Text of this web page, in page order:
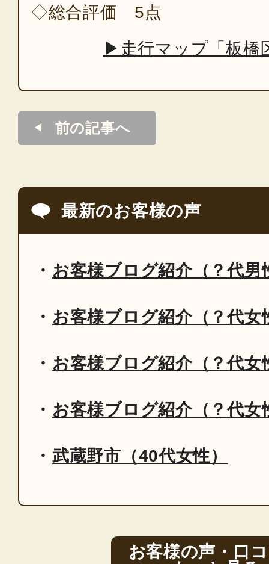
◇総合評価 5点
▶走行マップ「板橋
前の記事へ
最新のお客様の声
お客様ブログ紹介（？代男
お客様ブログ紹介（？代女
お客様ブログ紹介（？代女
お客様ブログ紹介（？代女
武蔵野市（40代女性）
お客様の声・口